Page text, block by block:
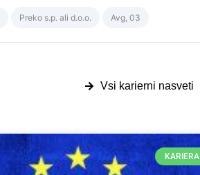
Preko s.p. ali d.o.o. Avg, 03
Vsi karierni nasveti
KARIERA